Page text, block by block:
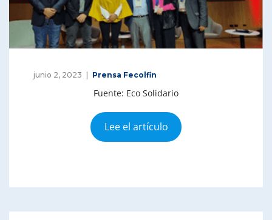
junio 2, 2023 Prensa Fecolfin
Fuente: Eco Solidario
Lee el artículo